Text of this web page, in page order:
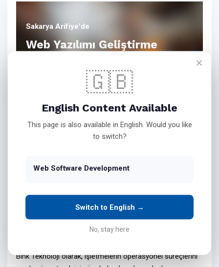
Sakarya Arifiye'de
Web Yazılımı Geliştirme
Bink Teknoloji Web Yazılım
Hizmetleri
İşletmenizin Masaüstü
Taşıyın
Bink Teknoloji olarak, işletmelerin operasyonel süreçlerini
✕
🇬🇧
English Content Available
This page is also available in English. Would you like
to switch?
Web Software Development
Switch to English →
No, stay here